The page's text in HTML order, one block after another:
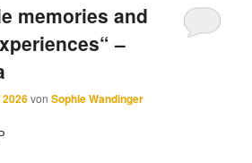
memories and
–
2026vonSophie Wandinger